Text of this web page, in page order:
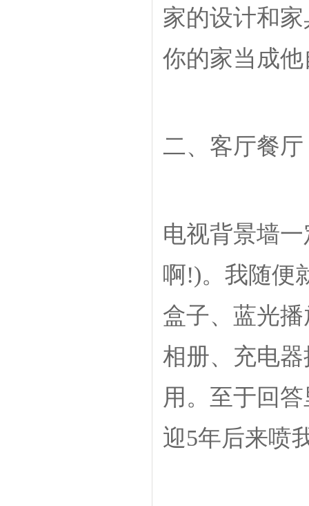
家的设计和
你的家当成
二、客厅餐厅
电视背景墙
啊!)。我随便
盒子、蓝光
相册、充电
用。至于回
迎5年后来喷